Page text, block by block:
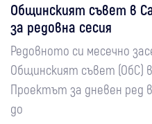
Общинският съвет в
за редовна сесия
Редовното си месечно
Общинският съвет (ОбС)
Проектът за дневен ред
до